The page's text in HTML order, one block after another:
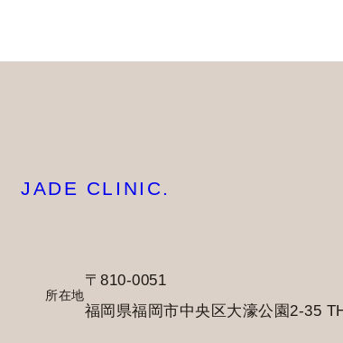
金 土
2 3
JADE CLINIC.
所在地
〒810-0051
福岡県福岡市中央区大濠公園2-35